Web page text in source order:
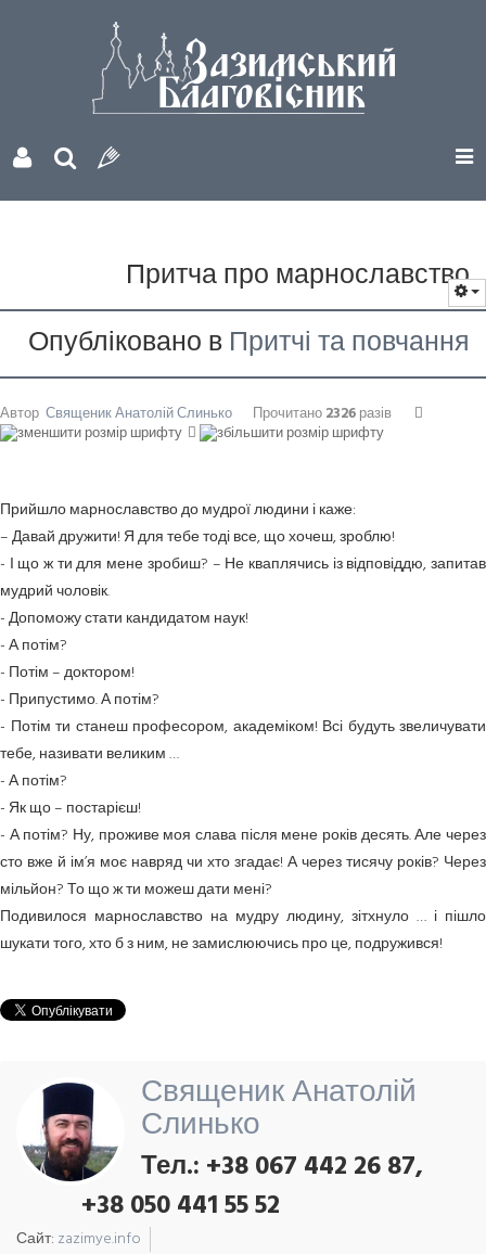
Притча про марнославство
Опубліковано в Притчі та повчання
Автор Священик Анатолій Слинько Прочитано2326разів
Прийшло марнославство до мудрої людини і каже:
– Давай дружити! Я для тебе тоді все, що хочеш, зроблю!
- І що ж ти для мене зробиш? – Не кваплячись із відповіддю, запитав
мудрий чоловік.
- Допоможу стати кандидатом наук!
- А потім?
- Потім – доктором!
- Припустимо. А потім?
- Потім ти станеш професором, академіком! Всі будуть звеличувати
тебе, називати великим …
- А потім?
- Як що – постарієш!
- А потім? Ну, проживе моя слава після мене років десять. Але через
сто вже й ім’я моє навряд чи хто згадає! А через тисячу років? Через
мільйон? То що ж ти можеш дати мені?
Подивилося марнославство на мудру людину, зітхнуло … і пішло
шукати того, хто б з ним, не замислюючись про це, подружився!
Священик Анатолій
Слинько
Тел.: +38 067 442 26 87,
+38 050 441 55 52
Сайт: zazimye.info